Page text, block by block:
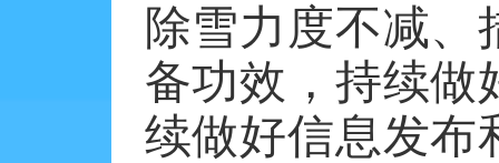
除雪力度不减
备功效，持续做
续做好信息发布